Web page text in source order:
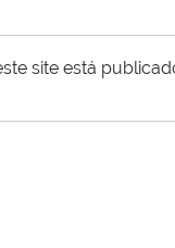
site está